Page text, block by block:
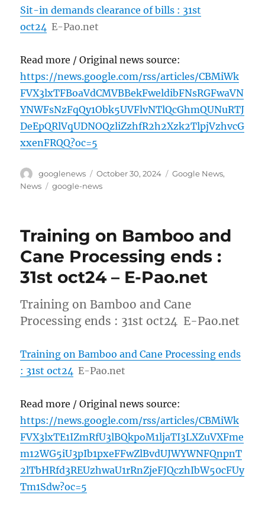
Sit-in demands clearance of bills : 31st
oct24 E-Pao.net
Read more / Original news source:
https://news.google.com/rss/articles/CBMiWk
FVX3lxTFBoaVdCMVBBekFweldibFNsRGFwaVN
YNWFsNzFqQy1Obk5UVFlvNTlQcGhmQUNuRTJ
DeEpQRlVqUDNOQzliZzhfR2h2Xzk2TlpjVzhvcG
xxenFRQQ?oc=5
Author
googlenews
Posted
on
October 30, 2024 Categories
Google News,
News
Tags
google-news
Training on Bamboo and
Cane Processing ends :
31st oct24 – E-Pao.net
Training on Bamboo and Cane
Processing ends : 31st oct24 E-Pao.net
Training on Bamboo and Cane Processing ends
: 31st oct24 E-Pao.net
Read more / Original news source:
https://news.google.com/rss/articles/CBMiWk
FVX3lxTE1IZmRfU3lBQkpoM1ljaTI3LXZuVXFme
m12WG5iU3pIb1pxeFFwZlBvdUJWYWNFQnpnT
2lTbHRfd3REUzhwaU1rRnZjeFJQczhIbW50cFUy
Tm1Sdw?oc=5